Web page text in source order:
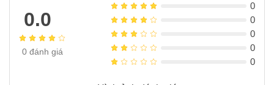
0.0
0đánh giá
0
0
0
0
0